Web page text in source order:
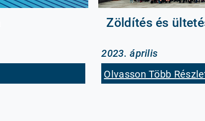
Zöldítés és
2023. április
Olvasson Több